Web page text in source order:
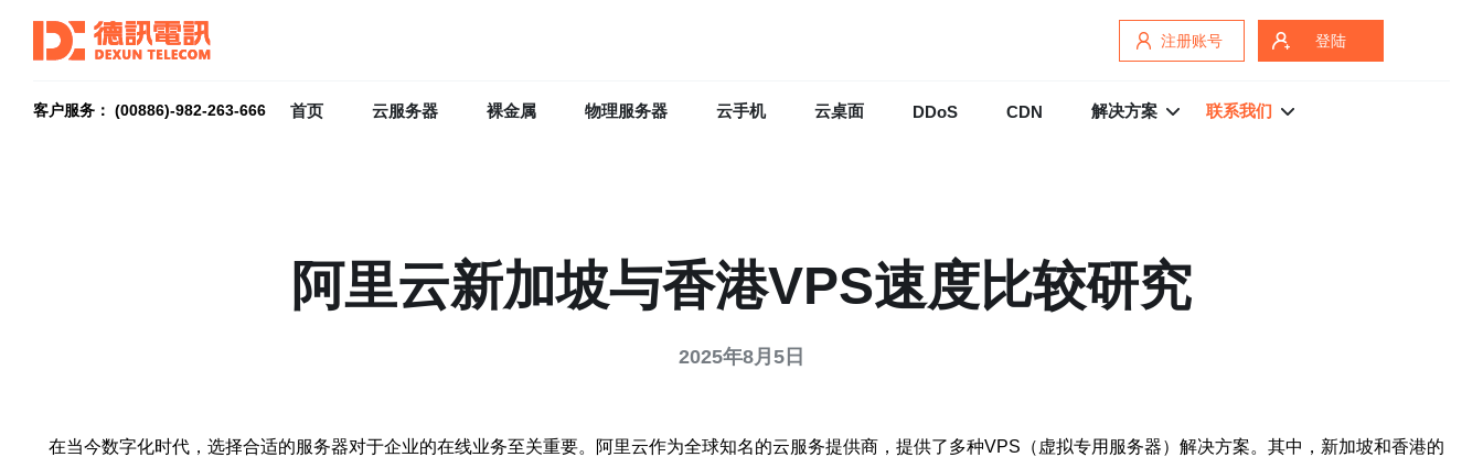
注册账号 登陆
客户服务： (00886)-982-263-666 首页 云服务器 裸金属 物理服务器 云手机 云桌面 DDoS CDN 解决方案 联系我们
阿里云新加坡与香港VPS速度比较研究
2025年8月5日
在当今数字化时代，选择合适的服务器对于企业的在线业务至关重要。阿里云作为全球知名的云服务提供商，提供了多种VPS（虚拟专用服务器）解决方案。其中，新加坡和香港的